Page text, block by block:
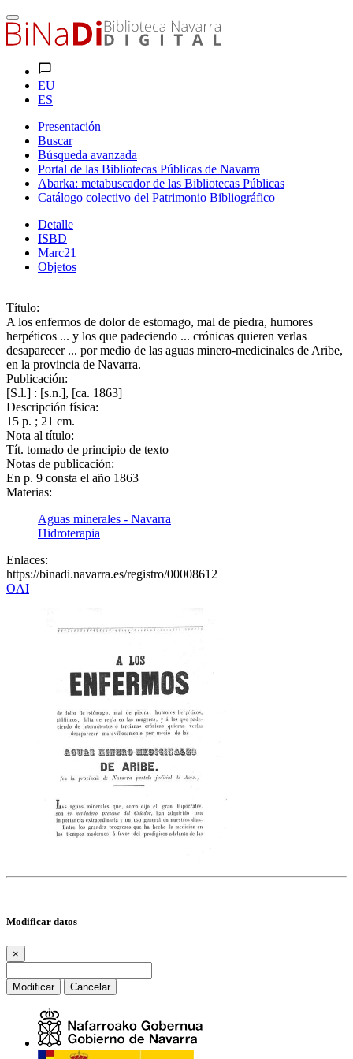
EU
ES
Presentación
Buscar
Búsqueda avanzada
Portal de las Bibliotecas Públicas de Navarra
Abarka: metabuscador de las Bibliotecas Públicas
Catálogo colectivo del Patrimonio Bibliográfico
Detalle
ISBD
Marc21
Objetos
Título:
A los enfermos de dolor de estomago, mal de piedra, humores
herpéticos ... y los que padeciendo ... crónicas quieren verlas
desaparecer ... por medio de las aguas minero-medicinales de Aribe,
en la provincia de Navarra.
Publicación:
[S.l.] : [s.n.], [ca. 1863]
Descripción física:
15 p. ; 21 cm.
Nota al título:
Tít. tomado de principio de texto
Notas de publicación:
En p. 9 consta el año 1863
Materias:
Aguas minerales - Navarra
Hidroterapia
Enlaces:
https://binadi.navarra.es/registro/00008612
OAI
Modificar datos
×
Modificar Cancelar